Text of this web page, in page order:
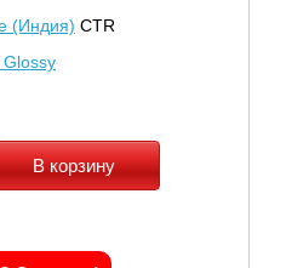
(Индия) CTR
В корзину